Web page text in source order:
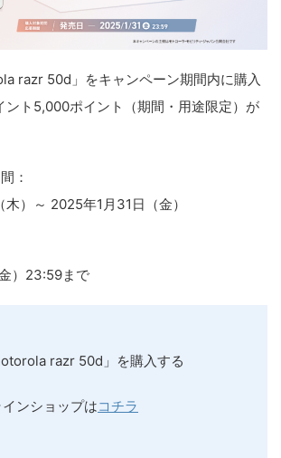
razr 50d」をキャンペーン期間内に購入
ント5,000ポイント（期間・用途限定）が
：
）～ 2025年1月31日（金）
）23:59まで
razr 50d」を購入する
インショップはコチラ